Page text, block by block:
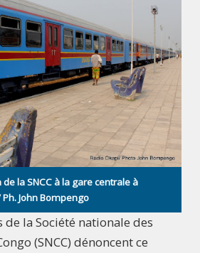
la SNCC à la gare centrale à
John Bompengo
de la Société nationale des
(SNCC) dénoncent ce